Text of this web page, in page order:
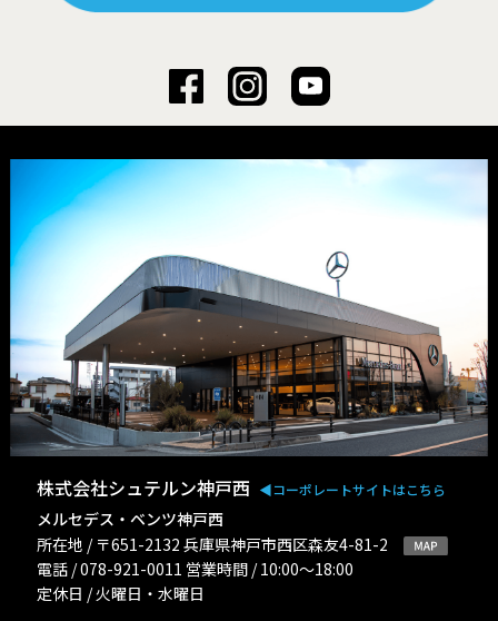
株式会社シュテルン神戸西 ◀︎コーポレートサイトはこちら
メルセデス・ベンツ神戸西
所在地 / 〒651-2132 兵庫県神戸市西区森友4-81-2
電話 / 078-921-0011 営業時間 / 10:00〜18:00
定休日 / 火曜日・水曜日